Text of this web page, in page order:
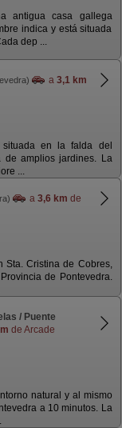
antigua casa gallega
indica y está situada
dep ...
a 3,1 km
situada en la falda del
de amplios jardines. La
...
a 3,6 km de
Sta. Cristina de Cobres,
de Pontevedra.
/ Puente
de Arcade
natural y al mismo
a 10 minutos. La